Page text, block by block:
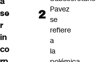
se
r
in
co
Pavez
se
refiere
a
la